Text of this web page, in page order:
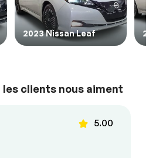
2023 Nissan Leaf
clients nous aiment
5.00